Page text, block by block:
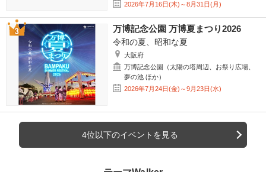
2026年7月16日(木)～8月31日(月)
万博記念公園 万博夏まつり2026
令和の夏、昭和な夏
大阪府
万博記念公園（太陽の塔周辺、お祭り広場、
夢の池 ほか）
2026年7月24日(金)～9月23日(水)
4位以下のイベントを見る